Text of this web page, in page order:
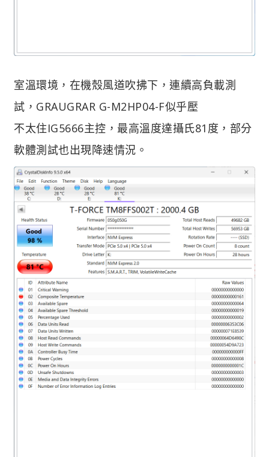
室溫環境，在機殼風道吹拂下，連續高負載測
試，GRAUGRAR G-M2HP04-F似乎壓
不太住IG5666主控，最高溫度達攝氏81度，部分
軟體測試也出現降速情況。